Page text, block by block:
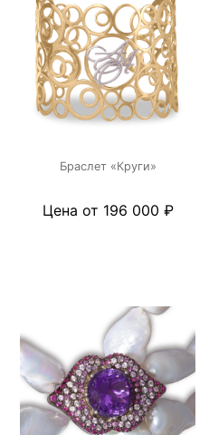
Браслет «Круги»
Цена от 196 000 ₽